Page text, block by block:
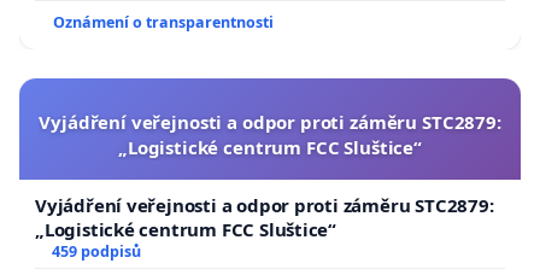
Oznámení o transparentnosti
Vyjádření veřejnosti a odpor proti záměru STC2879:
„Logistické centrum FCC Sluštice“
Vyjádření veřejnosti a odpor proti záměru STC2879:
„Logistické centrum FCC Sluštice“
459 podpisů